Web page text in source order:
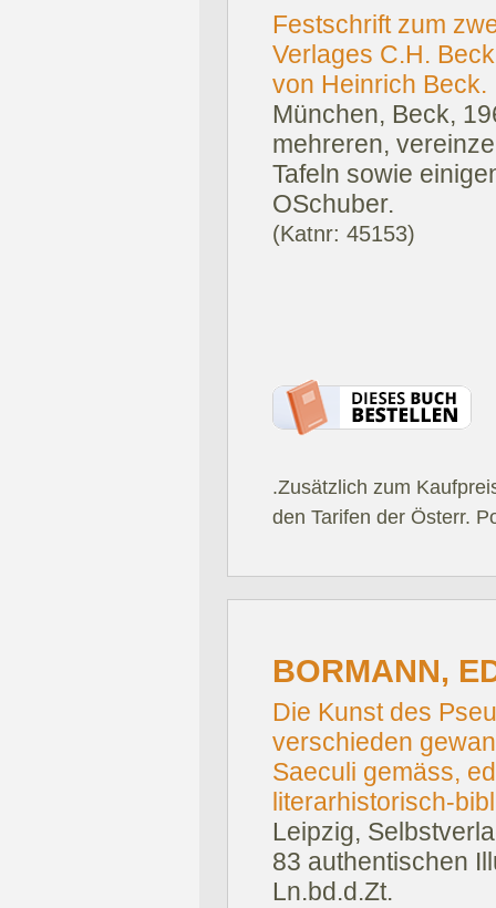
Festschrift zum
Verlages C.H.
von Heinrich Beck.
München, Beck,
mehreren,
Tafeln sowie
OSchuber.
(Katnr: 45153)
.Zusätzlich zum
den Tarifen der Österr.
BORMANN,
Die Kunst des
verschieden
Saeculi gemäss,
literarhistorisch-
Leipzig,
83 authentischen
Ln.bd.d.Zt.